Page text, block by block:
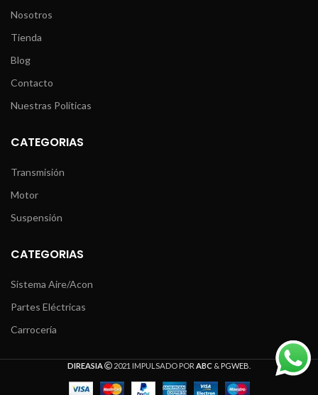
Nosotros
Tienda
Blog
Contacto
Nuestras Políticas
CATEGORIAS
Transmisión
Motor
Suspensión
CATEGORIAS
Sistema Aire/Acon
Partes Eléctricas
Carrocería
DIREASIA 2021 IMPULSADO POR ABC &PGWEB